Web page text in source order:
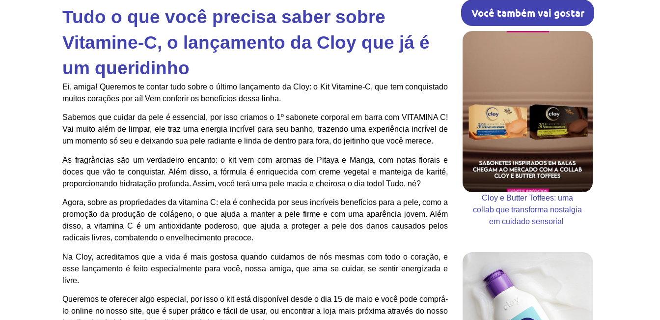
Tudo o que você precisa saber sobre
Vitamine-C, o lançamento da Cloy que já é
um queridinho
Ei, amiga! Queremos te contar tudo sobre o último lançamento da Cloy: o Kit Vitamine-C, que tem conquistado
muitos corações por aí! Vem conferir os benefícios dessa linha.
Sabemos que cuidar da pele é essencial, por isso criamos o 1º sabonete corporal em barra com VITAMINA C!
Vai muito além de limpar, ele traz uma energia incrível para seu banho, trazendo uma experiência incrível de
um momento só seu e deixando sua pele radiante e linda de dentro para fora, do jeitinho que você merece.
As fragrâncias são um verdadeiro encanto: o kit vem com aromas de Pitaya e Manga, com notas florais e
doces que vão te conquistar. Além disso, a fórmula é enriquecida com creme vegetal e manteiga de karité,
proporcionando hidratação profunda. Assim, você terá uma pele macia e cheirosa o dia todo! Tudo, né?
Agora, sobre as propriedades da vitamina C: ela é conhecida por seus incríveis benefícios para a pele, como a
promoção da produção de colágeno, o que ajuda a manter a pele firme e com uma aparência jovem. Além
disso, a vitamina C é um antioxidante poderoso, que ajuda a proteger a pele dos danos causados pelos
radicais livres, combatendo o envelhecimento precoce.
Na Cloy, acreditamos que a vida é mais gostosa quando cuidamos de nós mesmas com todo o coração, e
esse lançamento é feito especialmente para você, nossa amiga, que ama se cuidar, se sentir energizada e
livre.
Queremos te oferecer algo especial, por isso o kit está disponível desde o dia 15 de maio e você pode comprá-
lo online no nosso site, que é super prático e fácil de usar, ou encontrar a loja mais próxima através do nosso
Você também vai gostar
Cloy e Butter Toffees: uma
collab que transforma nostalgia
em cuidado sensorial